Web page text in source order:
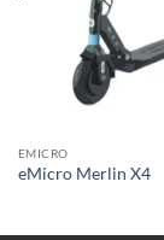
EMICRO
eMicro Merlin X4